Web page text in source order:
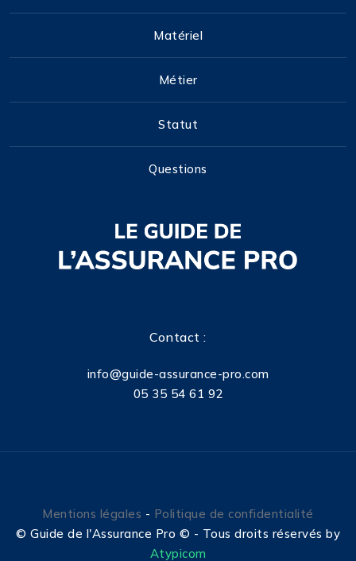
Matériel
Métier
Statut
Questions
Contact :
info@guide-assurance-pro.com
05 35 54 61 92
Mentions légales - Politique de confidentialité
© Guide de l'Assurance Pro © - Tous droits réservés by
Atypicom